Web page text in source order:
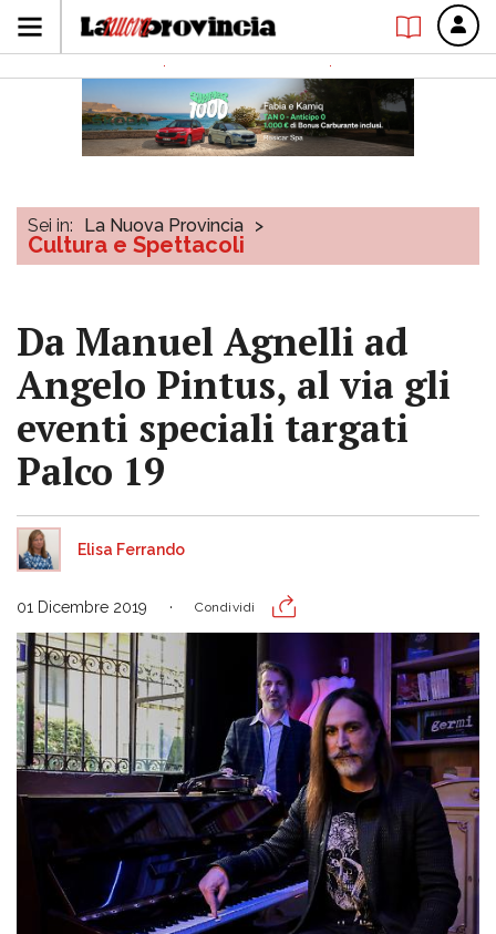
Sei in: La Nuova Provincia >
Cultura e Spettacoli
Da Manuel Agnelli ad
Angelo Pintus, al via gli
eventi speciali targati
Palco 19
Elisa Ferrando
01 Dicembre 2019 Condividi